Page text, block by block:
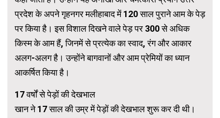
प्रदेश के अपने गृहनगर मलीहाबाद में 120 साल पुराने आम के पेड़
पर किया है। इस विशाल दिखने वाले पेड़ पर 300 से अधिक
किस्म के आम हैं, जिनमें से प्रत्येक का स्वाद, रंग और आकार
अलग-अलग है। उन्होंने बागवानों और आम प्रेमियों का ध्यान
आकर्षित किया है।
17 वर्षों से पेड़ों की देखभाल
खान ने 17 साल की उम्र में पेड़ों की देखभाल शुरू कर दी थी।